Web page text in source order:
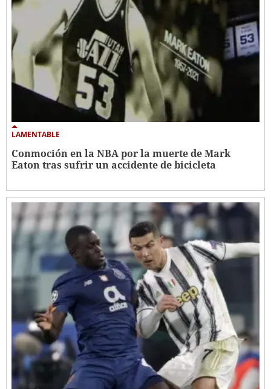
LAMENTABLE
Conmoción en la NBA por la muerte de Mark
Eaton tras sufrir un accidente de bicicleta